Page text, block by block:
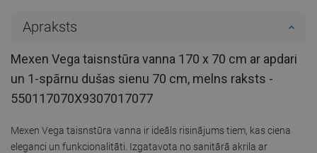
Apraksts
Mexen Vega taisnstūra vanna 170 x 70 cm ar apdari
un 1-spārnu dušas sienu 70 cm, melns raksts -
550117070X9307017077
Mexen Vega taisnstūra vanna ir ideāls risinājums tiem, kas ciena
eleganci un funkcionalitāti. Izgatavota no sanitārā akrila ar